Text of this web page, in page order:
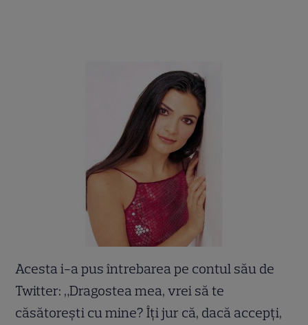
Acesta i-a pus întrebarea pe contul său de
Twitter: „Dragostea mea, vrei să te
căsătoreşti cu mine? Îţi jur că, dacă accepţi,